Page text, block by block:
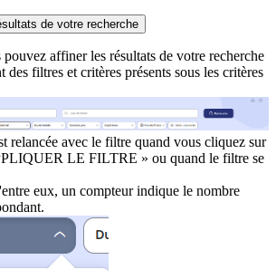
de votre recherche
affiner les résultats de votre recherche
des filtres et critères présents sous les critères
relancée avec le filtre quand vous cliquez sur
LE FILTRE » ou quand le filtre se
eux, un compteur indique le nombre